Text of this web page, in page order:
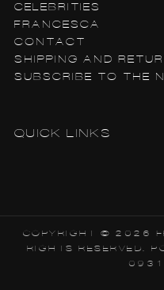
CELEBRITIES
FRANCESCA
CONTACT
SHIPPING AND
SUBSCRIBE TO THE
QUICK LINKS
COPYRIGHT © 2026
RIGHTS RESERVED.